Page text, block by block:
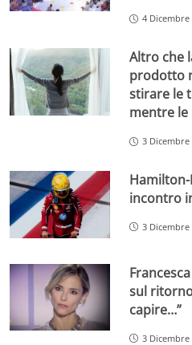
4 Dicembre
Altro che
prodotto
stirare le
mentre le
3 Dicembre
incontro
3 Dicembre
sul
capire…”
3 Dicembre